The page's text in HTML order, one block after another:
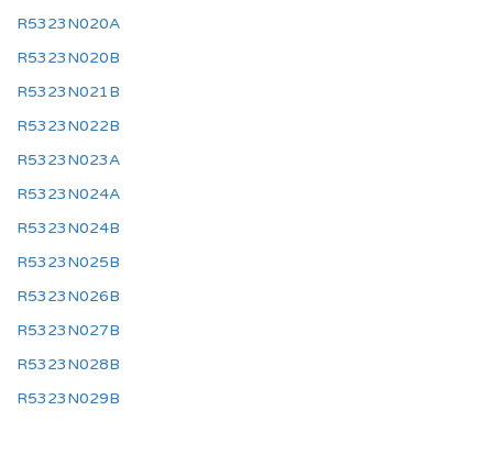
R5323N020A
R5323N020B
R5323N021B
R5323N022B
R5323N023A
R5323N024A
R5323N024B
R5323N025B
R5323N026B
R5323N027B
R5323N028B
R5323N029B